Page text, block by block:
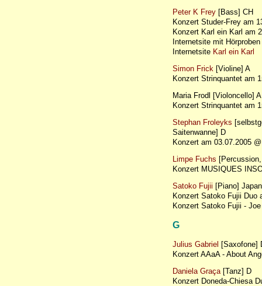
Peter K Frey [Bass] CH
Konzert Studer-Frey am
Konzert Karl ein Karl am
Internetsite mit
Internetsite Karl ein Karl
Simon Frick [Violine] A
Konzert Strinquantet am
Maria Frodl [Violoncello] A
Konzert Strinquantet am
Stephan Froleyks
Saitenwanne] D
Konzert am 03.07.2005
Limpe Fuchs
Konzert MUSIQUES
Satoko Fujii [Piano] Japan
Konzert Satoko Fujii Duo
Konzert Satoko Fujii -
G
Julius Gabriel [Saxofone]
Konzert AAaA - About
Daniela Graça [Tanz] D
Konzert Doneda-Chiesa